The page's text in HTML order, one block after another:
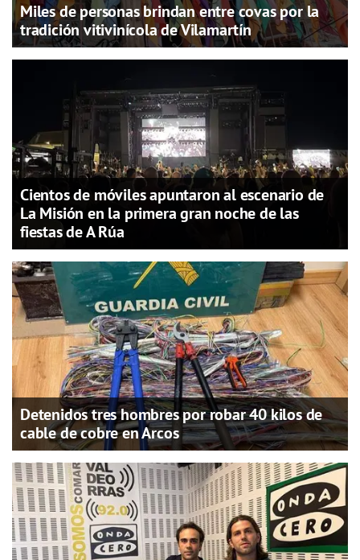
Miles de personas brindan entre covas por la
tradición vitivinícola de Vilamartín
Cientos de móviles apuntaron al escenario de
La Misión en la primera gran noche de las
fiestas de A Rúa
Detenidos tres hombres por robar 40 kilos de
cable de cobre en Arcos